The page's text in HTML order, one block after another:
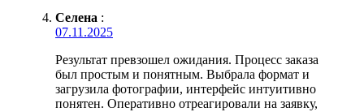
Селена :
07.11.2025
Результат превзошел ожидания. Процесс заказа
был простым и понятным. Выбрала формат и
загрузила фотографии, интерфейс интуитивно
понятен. Оперативно отреагировали на заявку,